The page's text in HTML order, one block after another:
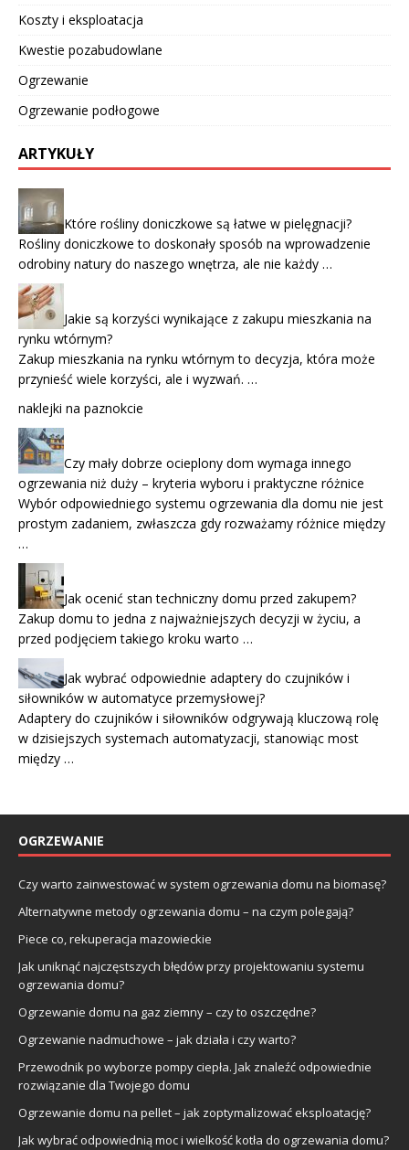
Koszty i eksploatacja
Kwestie pozabudowlane
Ogrzewanie
Ogrzewanie podłogowe
ARTYKUŁY
Które rośliny doniczkowe są łatwe w pielęgnacji?
Rośliny doniczkowe to doskonały sposób na wprowadzenie
odrobiny natury do naszego wnętrza, ale nie każdy …
Jakie są korzyści wynikające z zakupu mieszkania na
rynku wtórnym?
Zakup mieszkania na rynku wtórnym to decyzja, która może
przynieść wiele korzyści, ale i wyzwań. …
naklejki na paznokcie
Czy mały dobrze ocieplony dom wymaga innego
ogrzewania niż duży – kryteria wyboru i praktyczne różnice
Wybór odpowiedniego systemu ogrzewania dla domu nie jest
prostym zadaniem, zwłaszcza gdy rozważamy różnice między
…
Jak ocenić stan techniczny domu przed zakupem?
Zakup domu to jedna z najważniejszych decyzji w życiu, a
przed podjęciem takiego kroku warto …
Jak wybrać odpowiednie adaptery do czujników i
siłowników w automatyce przemysłowej?
Adaptery do czujników i siłowników odgrywają kluczową rolę
w dzisiejszych systemach automatyzacji, stanowiąc most
między …
OGRZEWANIE
Czy warto zainwestować w system ogrzewania domu na biomasę?
Alternatywne metody ogrzewania domu – na czym polegają?
Piece co, rekuperacja mazowieckie
Jak uniknąć najczęstszych błędów przy projektowaniu systemu
ogrzewania domu?
Ogrzewanie domu na gaz ziemny – czy to oszczędne?
Ogrzewanie nadmuchowe – jak działa i czy warto?
Przewodnik po wyborze pompy ciepła. Jak znaleźć odpowiednie
rozwiązanie dla Twojego domu
Ogrzewanie domu na pellet – jak zoptymalizować eksploatację?
Jak wybrać odpowiednią moc i wielkość kotła do ogrzewania domu?